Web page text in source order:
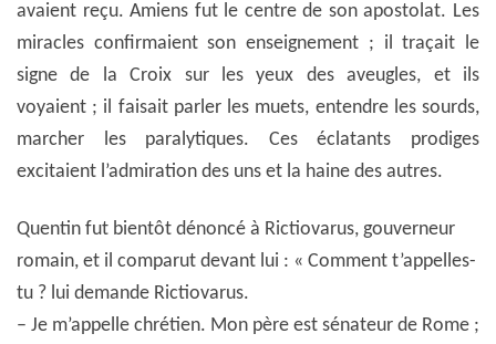
avaient reçu. Amiens fut le centre de son apostolat. Les
miracles confirmaient son enseignement ; il traçait le
signe de la Croix sur les yeux des aveugles, et ils
voyaient ; il faisait parler les muets, entendre les sourds,
marcher les paralytiques. Ces éclatants prodiges
excitaient l’admiration des uns et la haine des autres.
Quentin fut bientôt dénoncé à Rictiovarus, gouverneur
romain, et il comparut devant lui : « Comment t’appelles-
tu ? lui demande Rictiovarus.
– Je m’appelle chrétien. Mon père est sénateur de Rome ;